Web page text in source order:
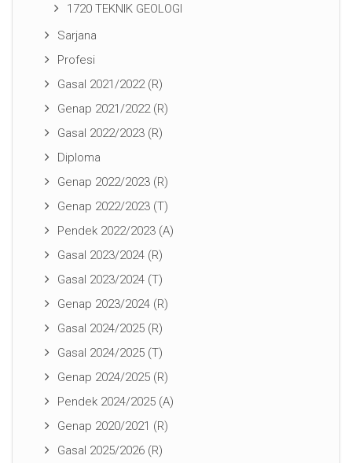
1720 TEKNIK GEOLOGI
Sarjana
Profesi
Gasal 2021/2022 (R)
Genap 2021/2022 (R)
Gasal 2022/2023 (R)
Diploma
Genap 2022/2023 (R)
Genap 2022/2023 (T)
Pendek 2022/2023 (A)
Gasal 2023/2024 (R)
Gasal 2023/2024 (T)
Genap 2023/2024 (R)
Gasal 2024/2025 (R)
Gasal 2024/2025 (T)
Genap 2024/2025 (R)
Pendek 2024/2025 (A)
Genap 2020/2021 (R)
Gasal 2025/2026 (R)